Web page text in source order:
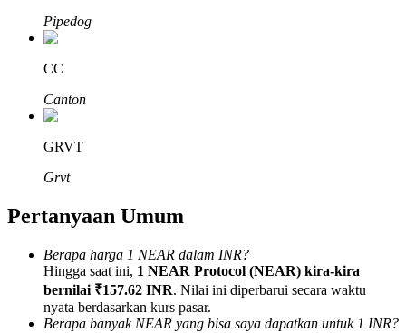
Afiliasi Bitrue
Hingga 65% Komisi!
Referensi
Undang teman untuk mendapatkan imbalan tunai
BTC Welcome Rewards
Pipedog
CC
Canton
GRVT
Grvt
Pertanyaan Umum
Berapa harga 1 NEAR dalam INR?
Hingga saat ini, 1 NEAR Protocol (NEAR) kira-kira
bernilai ₹157.62 INR. Nilai ini diperbarui secara waktu
nyata berdasarkan kurs pasar.
Berapa banyak NEAR yang bisa saya dapatkan untuk 1 INR?